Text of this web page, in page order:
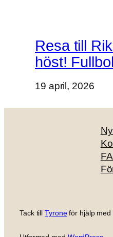
Resa till
höst!
19 april, 2026
Tack tillTyroneför hjälp med